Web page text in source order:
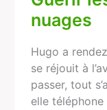
nuages
Hugo a
se réjouit à
passer, tout
elle